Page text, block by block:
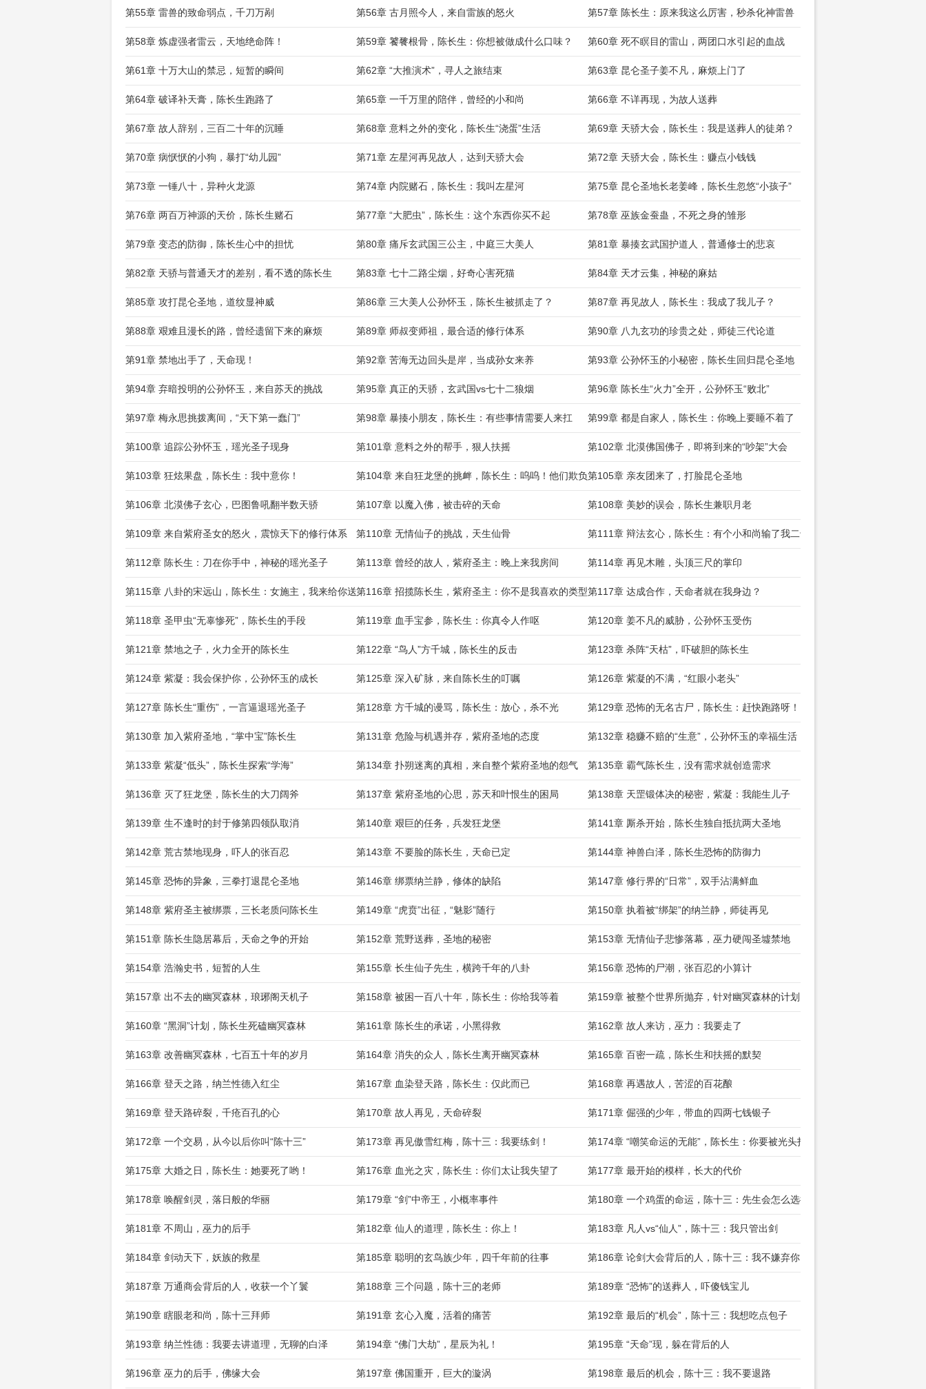
第55章 雷兽的致命弱点，千刀万剐 第56章 古月照今人，来自雷族的怒火 第57章 陈长生：原来我这么厉害，秒杀化神雷兽
第58章 炼虚强者雷云，天地绝命阵！ 第59章 饕餮根骨，陈长生：你想被做成什么口味？ 第60章 死不瞑目的雷山，两团口水引起的血战
第61章 十万大山的禁忌，短暂的瞬间 第62章 “大推演术”，寻人之旅结束 第63章 昆仑圣子姜不凡，麻烦上门了
第64章 破译补天膏，陈长生跑路了 第65章 一千万里的陪伴，曾经的小和尚 第66章 不详再现，为故人送葬
第67章 故人辞别，三百二十年的沉睡 第68章 意料之外的变化，陈长生“浇蛋”生活 第69章 天骄大会，陈长生：我是送葬人的徒弟？
第70章 病恹恹的小狗，暴打“幼儿园” 第71章 左星河再见故人，达到天骄大会 第72章 天骄大会，陈长生：赚点小钱钱
第73章 一锤八十，异种火龙源 第74章 内院赌石，陈长生：我叫左星河 第75章 昆仑圣地长老姜峰，陈长生忽悠“小孩子”
第76章 两百万神源的天价，陈长生赌石 第77章 “大肥虫”，陈长生：这个东西你买不起 第78章 巫族金蚕蛊，不死之身的雏形
第79章 变态的防御，陈长生心中的担忧 第80章 痛斥玄武国三公主，中庭三大美人 第81章 暴揍玄武国护道人，普通修士的悲哀
第82章 天骄与普通天才的差别，看不透的陈长生 第83章 七十二路尘烟，好奇心害死猫 第84章 天才云集，神秘的麻姑
第85章 攻打昆仑圣地，道纹显神威 第86章 三大美人公孙怀玉，陈长生被抓走了？ 第87章 再见故人，陈长生：我成了我儿子？
第88章 艰难且漫长的路，曾经遗留下来的麻烦 第89章 师叔变师祖，最合适的修行体系 第90章 八九玄功的珍贵之处，师徒三代论道
第91章 禁地出手了，天命现！ 第92章 苦海无边回头是岸，当成孙女来养 第93章 公孙怀玉的小秘密，陈长生回归昆仑圣地
第94章 弃暗投明的公孙怀玉，来自苏天的挑战 第95章 真正的天骄，玄武国vs七十二狼烟 第96章 陈长生“火力”全开，公孙怀玉“败北”
第97章 梅永思挑拨离间，“天下第一蠢门” 第98章 暴揍小朋友，陈长生：有些事情需要人来扛 第99章 都是自家人，陈长生：你晚上要睡不着了
第100章 追踪公孙怀玉，瑶光圣子现身 第101章 意料之外的帮手，狠人扶摇 第102章 北漠佛国佛子，即将到来的“吵架”大会
第103章 狂炫果盘，陈长生：我中意你！ 第104章 来自狂龙堡的挑衅，陈长生：呜呜！他们欺负我第105章 亲友团来了，打脸昆仑圣地
第106章 北漠佛子玄心，巴图鲁吼翻半数天骄 第107章 以魔入佛，被击碎的天命 第108章 美妙的误会，陈长生兼职月老
第109章 来自紫府圣女的怒火，震惊天下的修行体系 第110章 无情仙子的挑战，天生仙骨 第111章 辩法玄心，陈长生：有个小和尚输了我二十年
第112章 陈长生：刀在你手中，神秘的瑶光圣子 第113章 曾经的故人，紫府圣主：晚上来我房间 第114章 再见木雕，头顶三尺的掌印
第115章 八卦的宋远山，陈长生：女施主，我来给你送茶了第116章 招揽陈长生，紫府圣主：你不是我喜欢的类型第117章 达成合作，天命者就在我身边？
第118章 圣甲虫“无辜惨死”，陈长生的手段 第119章 血手宝参，陈长生：你真令人作呕 第120章 姜不凡的威胁，公孙怀玉受伤
第121章 禁地之子，火力全开的陈长生 第122章 “鸟人”方千城，陈长生的反击 第123章 杀阵“天枯”，吓破胆的陈长生
第124章 紫凝：我会保护你，公孙怀玉的成长 第125章 深入矿脉，来自陈长生的叮嘱 第126章 紫凝的不满，“红眼小老头”
第127章 陈长生“重伤”，一言逼退瑶光圣子 第128章 方千城的谩骂，陈长生：放心，杀不光 第129章 恐怖的无名古尸，陈长生：赶快跑路呀！
第130章 加入紫府圣地，“掌中宝”陈长生 第131章 危险与机遇并存，紫府圣地的态度 第132章 稳赚不赔的“生意”，公孙怀玉的幸福生活
第133章 紫凝“低头”，陈长生探索“学海” 第134章 扑朔迷离的真相，来自整个紫府圣地的怨气 第135章 霸气陈长生，没有需求就创造需求
第136章 灭了狂龙堡，陈长生的大刀阔斧 第137章 紫府圣地的心思，苏天和叶恨生的困局 第138章 天罡锻体决的秘密，紫凝：我能生儿子
第139章 生不逢时的封于修第四领队取消 第140章 艰巨的任务，兵发狂龙堡 第141章 厮杀开始，陈长生独自抵抗两大圣地
第142章 荒古禁地现身，吓人的张百忍 第143章 不要脸的陈长生，天命已定 第144章 神兽白泽，陈长生恐怖的防御力
第145章 恐怖的异象，三拳打退昆仑圣地 第146章 绑票纳兰静，修体的缺陷 第147章 修行界的“日常”，双手沾满鲜血
第148章 紫府圣主被绑票，三长老质问陈长生 第149章 “虎贲”出征，“魅影”随行 第150章 执着被“绑架”的纳兰静，师徒再见
第151章 陈长生隐居幕后，天命之争的开始 第152章 荒野送葬，圣地的秘密 第153章 无情仙子悲惨落幕，巫力硬闯圣墟禁地
第154章 浩瀚史书，短暂的人生 第155章 长生仙子先生，横跨千年的八卦 第156章 恐怖的尸潮，张百忍的小算计
第157章 出不去的幽冥森林，琅琊阁天机子 第158章 被困一百八十年，陈长生：你给我等着 第159章 被整个世界所抛弃，针对幽冥森林的计划
第160章 “黑洞”计划，陈长生死磕幽冥森林 第161章 陈长生的承诺，小黑得救 第162章 故人来访，巫力：我要走了
第163章 改善幽冥森林，七百五十年的岁月 第164章 消失的众人，陈长生离开幽冥森林 第165章 百密一疏，陈长生和扶摇的默契
第166章 登天之路，纳兰性德入红尘 第167章 血染登天路，陈长生：仅此而已 第168章 再遇故人，苦涩的百花酿
第169章 登天路碎裂，千疮百孔的心 第170章 故人再见，天命碎裂 第171章 倔强的少年，带血的四两七钱银子
第172章 一个交易，从今以后你叫“陈十三” 第173章 再见傲雪红梅，陈十三：我要练剑！ 第174章 “嘲笑命运的无能”，陈长生：你要被光头打
第175章 大婚之日，陈长生：她要死了哟！ 第176章 血光之灾，陈长生：你们太让我失望了 第177章 最开始的模样，长大的代价
第178章 唤醒剑灵，落日般的华丽 第179章 “剑”中帝王，小概率事件 第180章 一个鸡蛋的命运，陈十三：先生会怎么选择？
第181章 不周山，巫力的后手 第182章 仙人的道理，陈长生：你上！ 第183章 凡人vs“仙人”，陈十三：我只管出剑
第184章 剑动天下，妖族的救星 第185章 聪明的玄鸟族少年，四千年前的往事 第186章 论剑大会背后的人，陈十三：我不嫌弃你
第187章 万通商会背后的人，收获一个丫鬟 第188章 三个问题，陈十三的老师 第189章 “恐怖”的送葬人，吓傻钱宝儿
第190章 瞎眼老和尚，陈十三拜师 第191章 玄心入魔，活着的痛苦 第192章 最后的“机会”，陈十三：我想吃点包子
第193章 纳兰性德：我要去讲道理，无聊的白泽 第194章 “佛门大劫”，星辰为礼！ 第195章 “天命”现，躲在背后的人
第196章 巫力的后手，佛缘大会 第197章 佛国重开，巨大的漩涡 第198章 最后的机会，陈十三：我不要退路